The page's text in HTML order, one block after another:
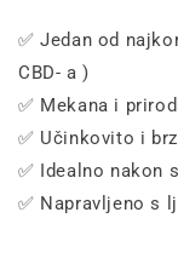
✅ Jedan od
CBD- a )
✅ Mekana i
✅ Učinkovito i
✅ Idealno nakon
✅ Napravljeno s